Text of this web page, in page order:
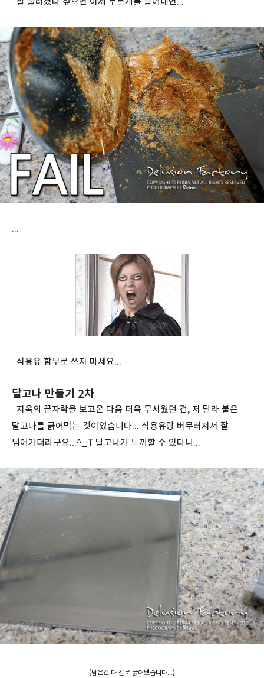
...
식용유 함부로 쓰지 마세요...
달고나 만들기 2차
지옥의 끝자락을 보고온 다음 더욱 무서웠던 건, 저 달라 붙은
달고나를 긁어먹는 것이었습니다... 식용유랑 버무러져서 잘
넘어가더라구요...^_T 달고나가 느끼할 수 있다니...
(남은건 다 칼로 긁어냈습니다...)